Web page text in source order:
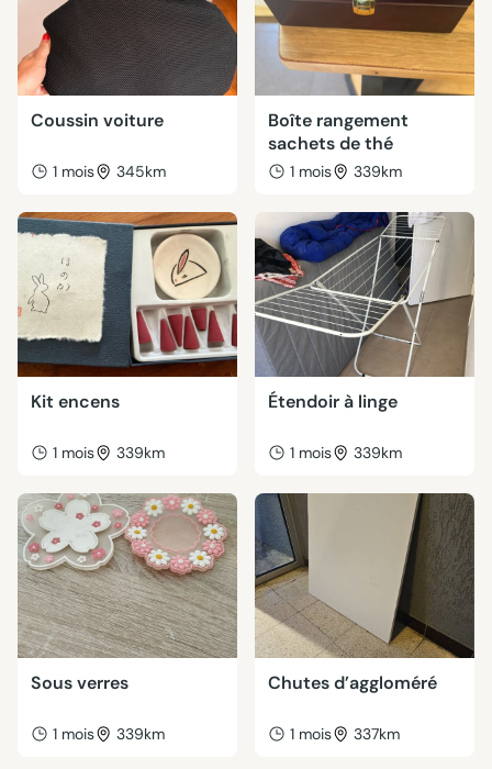
Coussin voiture
1 mois 345km
Boîte rangement
sachets de thé
1 mois 339km
Kit encens
1 mois 339km
Étendoir à linge
1 mois 339km
Sous verres
1 mois 339km
Chutes d’aggloméré
1 mois 337km